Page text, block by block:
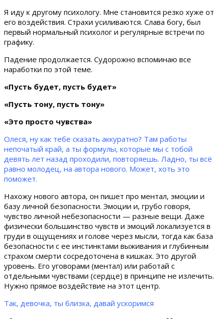
Я иду к другому психологу. Мне становится резко хуже от
его воздействия. Страхи усиливаются. Слава богу, был
первый нормальный психолог и регулярные встречи по
графику.
Падение продолжается. Судорожно вспоминаю все
наработки по этой теме.
«Пусть будет, пусть будет»
«Пусть тону, пусть тону»
«Это просто чувства»
Олеся, ну как тебе сказать аккуратно? Там работы
непочатый край, а ты формулы, которые мы с тобой
девять лет назад проходили, повторяешь. Ладно, ты всё
равно молодец, на автора нового. Может, хоть это
поможет.
Нахожу нового автора, он пишет про ментал, эмоции и
базу личной безопасности. Эмоции и, грубо говоря,
чувство личной небезопасности — разные вещи. Даже
физически большинство чувств и эмоций локализуется в
груди в ощущениях и голове через мысли, тогда как база
безопасности с ее инстинктами выживания и глубинным
страхом смерти сосредоточена в кишках. Это другой
уровень. Его уговорами (ментал) или работай с
отдельными чувствами (сердце) в принципе не излечить.
Нужно прямое воздействие на этот центр.
Так, девочка, ты близка, давай ускоримся